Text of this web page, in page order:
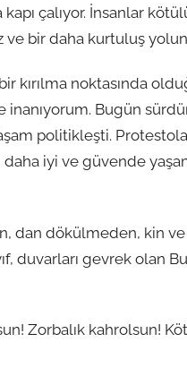
kapı çalıyor. İnsanlar
ve bir daha kurtuluş
kırılma noktasında
inanıyorum. Bugün
politikleşti.
iyi ve güvende
dan dökülmeden, kin
duvarları gevrek olan
Zorbalık kahrolsun!